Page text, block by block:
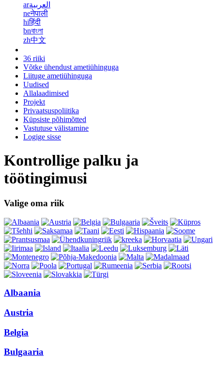
arالعربية
neनेपाली
hiहिंदी
bnবাংলা
zh中文
36 riiki
Võtke ühendust ametiühinguga
Liituge ametiühinguga
Uudised
Allalaadimised
Projekt
Privaatsuspoliitika
Küpsiste põhimõtted
Vastutuse välistamine
Logige sisse
Kontrollige palku ja
töötingimusi
Valige oma riik
Albaania
Austria
Belgia
Bulgaaria